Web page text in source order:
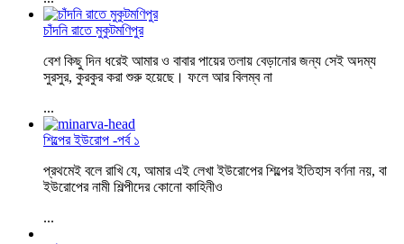
চাঁদনি রাতে মুকুটমণিপুর
বেশ কিছু দিন ধরেই আমার ও বাবার পায়ের তলায় বেড়ানোর জন্য সেই অদম্য
সুরসুর, কুরকুর করা শুরু হয়েছে। ফলে আর বিলম্ব না
...
শিল্পের ইউরোপ -পর্ব ১
প্রথমেই বলে রাখি যে, আমার এই লেখা ইউরোপের শিল্পের ইতিহাস বর্ণনা নয়, বা
ইউরোপের নামী শিল্পীদের কোনো কাহিনীও
...